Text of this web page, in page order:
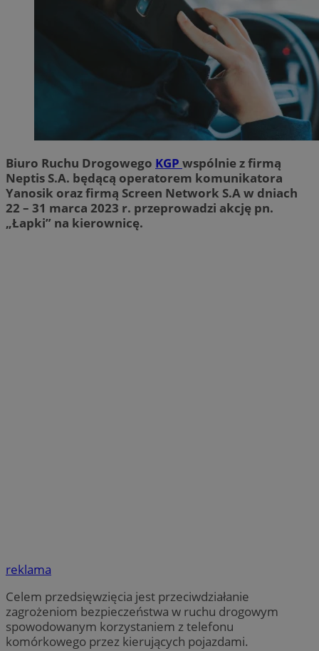
Biuro Ruchu Drogowego KGP wspólnie z firmą
Neptis S.A. będącą operatorem komunikatora
Yanosik oraz firmą Screen Network S.A w dniach
22 – 31 marca 2023 r. przeprowadzi akcję pn.
„Łapki” na kierownicę.
reklama
Celem przedsięwzięcia jest przeciwdziałanie
zagrożeniom bezpieczeństwa w ruchu drogowym
spowodowanym korzystaniem z telefonu
komórkowego przez kierujących pojazdami.